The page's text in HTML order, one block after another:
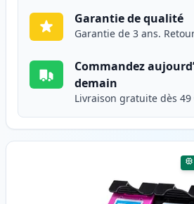
Garantie de qualité
Garantie de 3 ans.
Commandez
demain
Livraison gratuite dès 49